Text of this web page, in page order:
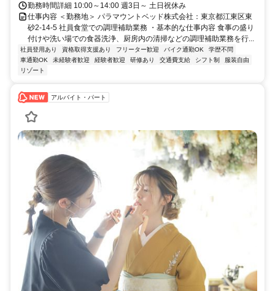
勤務時間詳細 10:00～14:00 週3日～ 土日祝休み
仕事内容 ＜勤務地＞ パラマウントベッド株式会社：東京都江東区東
砂2-14-5 社員食堂での調理補助業務 ・基本的な仕事内容 食事の盛り
付けや洗い場での食器洗浄、厨房内の清掃などの調理補助業務を行...
社員登用あり 資格取得支援あり フリーター歓迎 バイク通勤OK
学歴不問
車通勤OK
未経験者歓迎 経験者歓迎 研修あり 交通費支給 シフト制
服装自由
リゾート
アルバイト・パート